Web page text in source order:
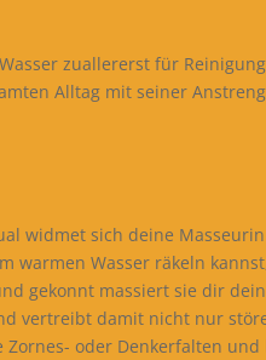
zuallererst für
Alltag mit seiner
widmet sich deine
warmen Wasser räkeln
gekonnt massiert sie dir
vertreibt damit nicht nur
oder Denkerfalten und